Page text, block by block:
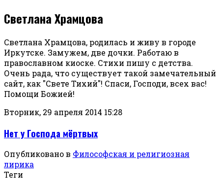
Светлана Храмцова
Светлана Храмцова, родилась и живу в городе
Иркутске. Замужем, две дочки. Работаю в
православном киоске. Стихи пишу с детства.
Очень рада, что существует такой замечательный
сайт, как "Свете Тихий"! Спаси, Господи, всех вас!
Помощи Божией!
Вторник, 29 апреля 2014 15:28
Нет у Господа мёртвых
Опубликовано в Философская и религиозная
лирика
Теги